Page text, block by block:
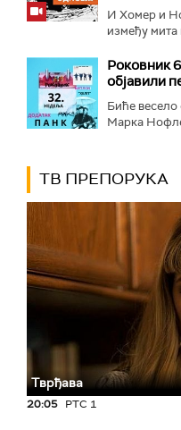
И Хомер и
између мита
Роковник 6
објавили
Биће
Марка
ТВ ПРЕПОРУКА
Тврђава
20:05 РТС 1